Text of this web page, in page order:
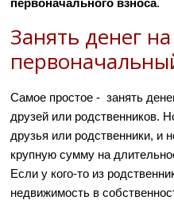
первоначального взноса.
Занять денег на
Самое простое - занять
друзей или родственников.
друзья или родственники, и
крупную сумму на
Если у кого-то из
недвижимость в